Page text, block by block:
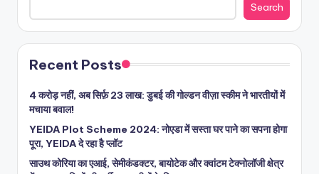
Search
Recent Posts
4 करोड़ नहीं, अब सिर्फ़ 23 लाख: डुबई की गोल्डन वीज़ा स्कीम ने भारतीयों में
मचाया बवाल!
YEIDA Plot Scheme 2024: नोएडा में सस्ता घर पाने का सपना होगा
पूरा, YEIDA दे रहा है प्लॉट
साउथ कोरिया का एआई, सेमीकंडक्टर, बायोटेक और क्वांटम टेक्नोलॉजी क्षेत्र